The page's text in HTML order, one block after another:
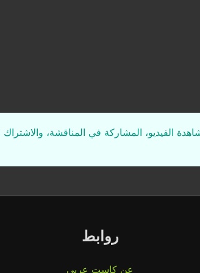
الفيديو، المشاركة في المناقشة،
روابط
عن كاست عربي